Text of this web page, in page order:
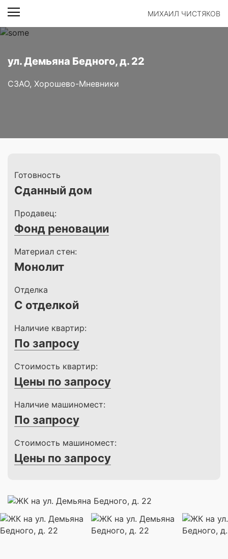
МИХАИЛ ЧИСТЯКОВ
ул. Демьяна Бедного, д. 22
СЗАО, Хорошево-Мневники
Готовность
Сданный дом
Продавец:
Фонд реновации
Материал стен:
Монолит
Отделка
С отделкой
Наличие квартир:
По запросу
Стоимость квартир:
Цены по запросу
Наличие машиномест:
По запросу
Стоимость машиномест:
Цены по запросу